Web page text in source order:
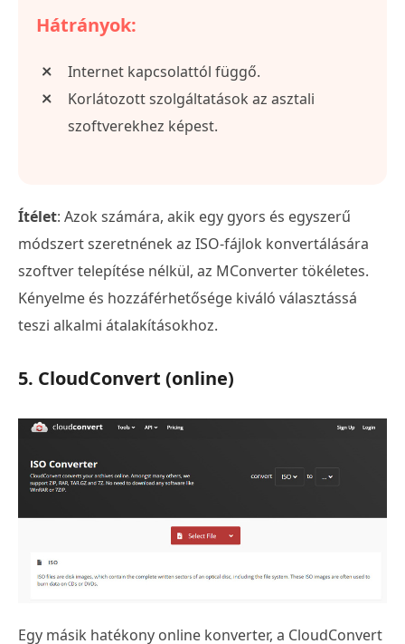
Hátrányok:
Internet kapcsolattól függő.
Korlátozott szolgáltatások az asztali
szoftverekhez képest.
Ítélet: Azok számára, akik egy gyors és egyszerű
módszert szeretnének az ISO-fájlok konvertálására
szoftver telepítése nélkül, az MConverter tökéletes.
Kényelme és hozzáférhetősége kiváló választássá
teszi alkalmi átalakításokhoz.
5. CloudConvert (online)
Egy másik hatékony online konverter, a CloudConvert